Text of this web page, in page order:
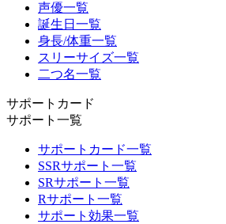
声優一覧
誕生日一覧
身長/体重一覧
スリーサイズ一覧
二つ名一覧
サポートカード
サポート一覧
サポートカード一覧
SSRサポート一覧
SRサポート一覧
Rサポート一覧
サポート効果一覧